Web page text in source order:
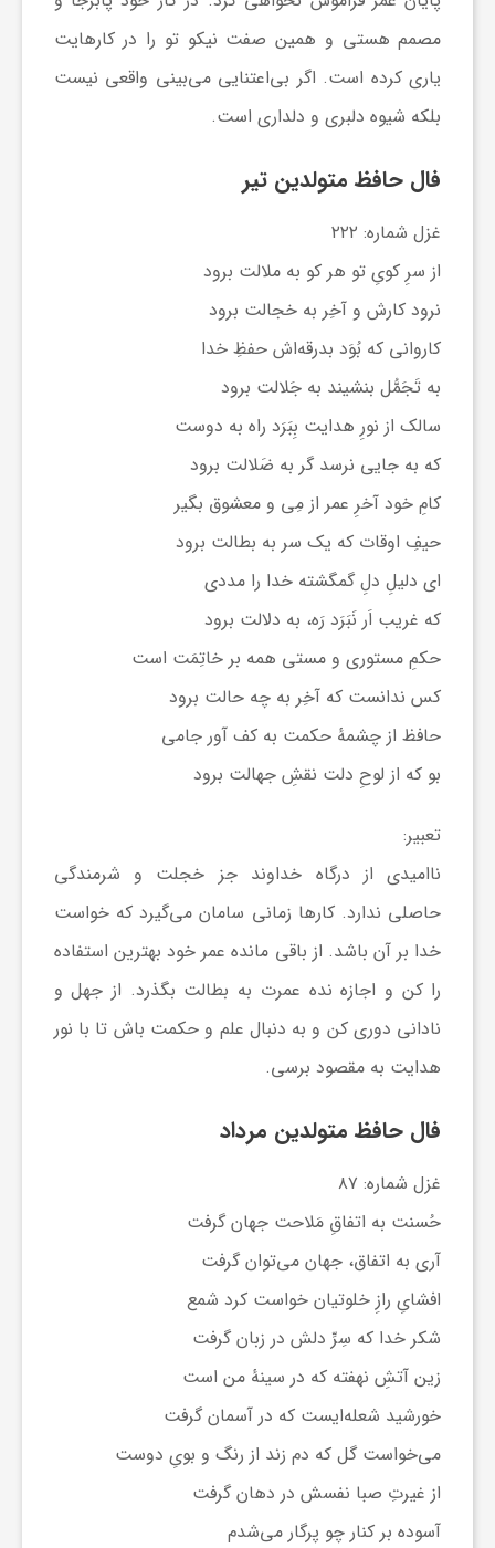
مصمم هستی و همین صفت نیکو تو را در کارهایت
یاری کرده است. اگر بی‌اعتنایی می‌بینی واقعی نیست
بلکه شیوه دلبری و دلداری است.
فال حافظ متولدین تیر
غزل شماره: ۲۲۲
از سرِ کویِ تو هر کو به ملالت برود
نرود کارش و آخِر به خجالت برود
کاروانی که بُوَد بدرقه‌اش حفظِ خدا
به تَجَمُّل بنشیند به جَلالت برود
سالک از نورِ هدایت بِبَرَد راه به دوست
که به جایی نرسد گر به ضَلالت برود
کامِ خود آخرِ عمر از مِی و معشوق بگیر
حیفِ اوقات که یک سر به بطالت برود
ای دلیلِ دلِ گمگشته خدا را مددی
که غریب اَر نَبَرَد رَه، به دلالت برود
حکمِ مستوری و مستی همه بر خاتِمَت است
کس ندانست که آخِر به چه حالت برود
حافظ از چشمهٔ حکمت به کف آور جامی
بو که از لوحِ دلت نقشِ جهالت برود
تعبیر:
ناامیدی از درگاه خداوند جز خجلت و شرمندگی
حاصلی ندارد. کارها زمانی سامان می‌گیرد که خواست
خدا بر آن باشد. از باقی مانده عمر خود بهترین استفاده
را کن و اجازه نده عمرت به بطالت بگذرد. از جهل و
نادانی دوری کن و به دنبال علم و حکمت باش تا با نور
هدایت به مقصود برسی.
فال حافظ متولدین مرداد
غزل شماره: ۸۷
حُسنت به اتفاقِ مَلاحت جهان گرفت
آری به اتفاق، جهان می‌توان گرفت
افشایِ رازِ خلوتیان خواست کرد شمع
شکر خدا که سِرِّ دلش در زبان گرفت
زین آتشِ نهفته که در سینهٔ من است
خورشید شعله‌ایست که در آسمان گرفت
می‌خواست گل که دم زند از رنگ و بویِ دوست
از غیرتِ صبا نفسش در دهان گرفت
آسوده بر کنار چو پرگار می‌شدم